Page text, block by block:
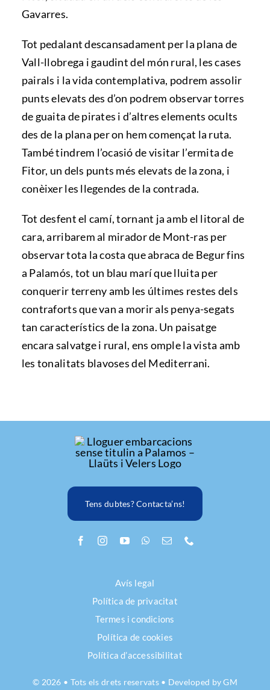
Gavarres.
Tot pedalant descansadament per la plana de
Vall-llobrega i gaudint del món rural, les cases
pairals i la vida contemplativa, podrem assolir
punts elevats des d’on podrem observar torres
de guaita de pirates i d’altres elements ocults
des de la plana per on hem començat la ruta.
També tindrem l’ocasió de visitar l’ermita de
Fitor, un dels punts més elevats de la zona, i
conèixer les llegendes de la contrada.
Tot desfent el camí, tornant ja amb el litoral de
cara, arribarem al mirador de Mont-ras per
observar tota la costa que abraca de Begur fins
a Palamós, tot un blau marí que lluita per
conquerir terreny amb les últimes restes dels
contraforts que van a morir als penya-segats
tan característics de la zona. Un paisatge
encara salvatge i rural, ens omple la vista amb
les tonalitats blavoses del Mediterrani.
Tens dubtes? Contacta’ns!
Avís legal
Política de privacitat
Termes i condicions
Política de cookies
Política d’accessibilitat
© 2026 • Tots els drets reservats • Developed byGM